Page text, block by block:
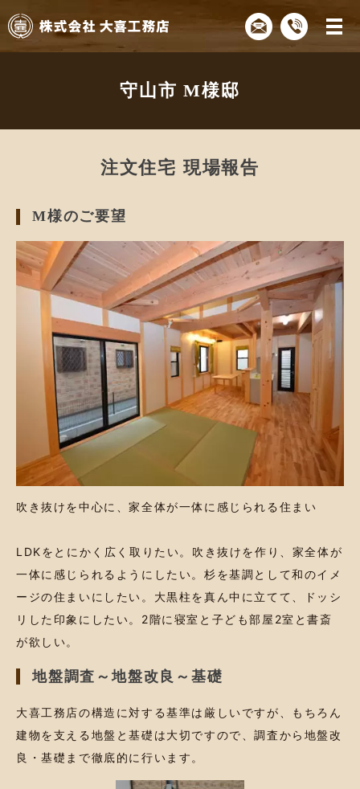
守山市 M様邸
注文住宅 現場報告
M様のご要望
吹き抜けを中心に、家全体が一体に感じられる住まい
LDKをとにかく広く取りたい。吹き抜けを作り、家全体が
一体に感じられるようにしたい。杉を基調として和のイメ
ージの住まいにしたい。大黒柱を真ん中に立てて、ドッシ
リした印象にしたい。2階に寝室と子ども部屋2室と書斎
が欲しい。
地盤調査～地盤改良～基礎
大喜工務店の構造に対する基準は厳しいですが、もちろん
建物を支える地盤と基礎は大切ですので、調査から地盤改
良・基礎まで徹底的に行います。